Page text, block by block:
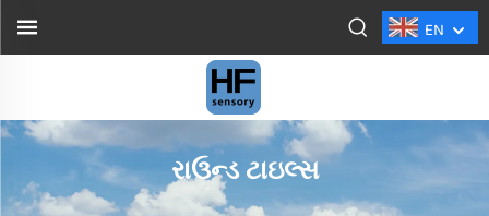
EN
રાઉન્ડ ટાઇલ્સ